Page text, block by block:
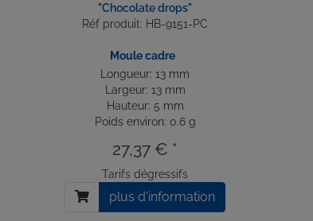
"Chocolate drops"
Réf produit: HB-9151-PC
Moule cadre
Longueur: 13 mm
Largeur: 13 mm
Hauteur: 5 mm
Poids environ: 0.6 g
27,37 € *
Tarifs dégressifs
plus d'information